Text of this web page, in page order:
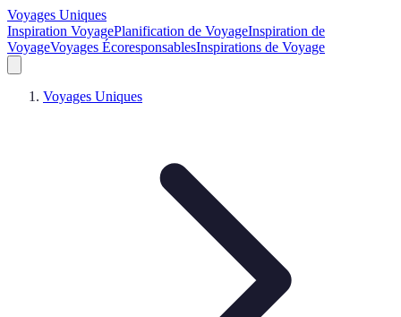
Voyages Uniques
Inspiration VoyagePlanification de VoyageInspiration de
VoyageVoyages ÉcoresponsablesInspirations de Voyage
Voyages Uniques